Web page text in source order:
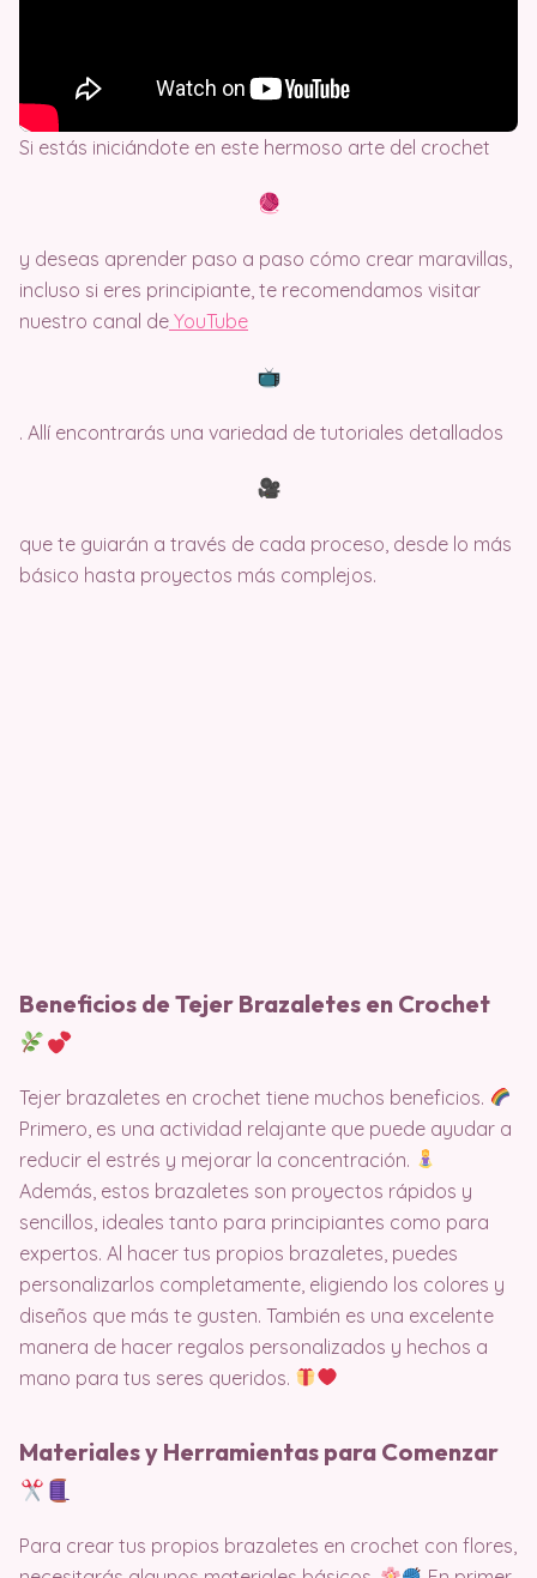
Si estás iniciándote en este hermoso arte del crochet
y deseas aprender paso a paso cómo crear maravillas,
incluso si eres principiante, te recomendamos visitar
nuestro canal de YouTube
. Allí encontrarás una variedad de tutoriales detallados
que te guiarán a través de cada proceso, desde lo más
básico hasta proyectos más complejos.
Beneficios de Tejer Brazaletes en Crochet
Tejer brazaletes en crochet tiene muchos beneficios.
Primero, es una actividad relajante que puede ayudar a
reducir el estrés y mejorar la concentración.
Además, estos brazaletes son proyectos rápidos y
sencillos, ideales tanto para principiantes como para
expertos. Al hacer tus propios brazaletes, puedes
personalizarlos completamente, eligiendo los colores y
diseños que más te gusten. También es una excelente
manera de hacer regalos personalizados y hechos a
mano para tus seres queridos.
Materiales y Herramientas para Comenzar
Para crear tus propios brazaletes en crochet con flores,